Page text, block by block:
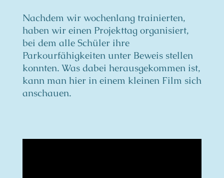
Nachdem wir wochenlang trainierten,
haben wir einen Projekttag organisiert,
bei dem alle Schüler ihre
Parkourfähigkeiten unter Beweis stellen
konnten. Was dabei herausgekommen ist,
kann man hier in einem kleinen Film sich
anschauen.